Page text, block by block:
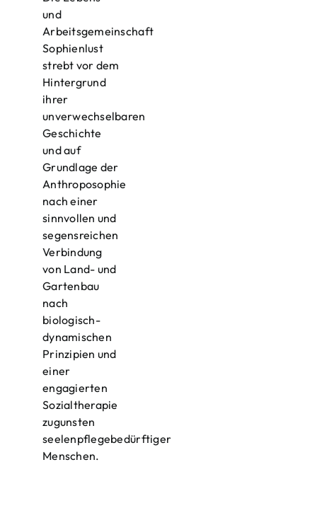
und
Arbeitsgemeinschaft
Sophienlust
strebt vor dem
Hintergrund
ihrer
unverwechselbaren
Geschichte
und auf
Grundlage der
Anthroposophie
nach einer
sinnvollen und
segensreichen
Verbindung
von Land- und
Gartenbau
nach
biologisch-
dynamischen
Prinzipien und
einer
engagierten
Sozialtherapie
zugunsten
seelenpflegebedürftiger
Menschen.